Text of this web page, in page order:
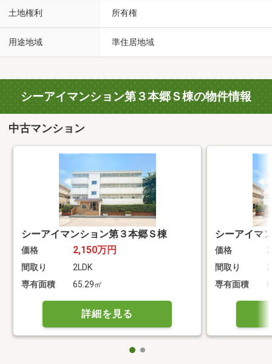
土地権利 所有権
用途地域 準住居地域
シーアイマンション第３本郷Ｓ棟の物件情報
中古マンション
シーアイマンション第３本郷Ｓ棟
価格 2,150万円
間取り
2LDK
専有面積
65.29㎡
詳細を見る
シーアイマ
価格
間取り
専有面積